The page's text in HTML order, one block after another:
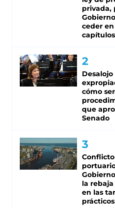
privada,
ceder
capítulos
cómo
que
Senado
Conflicto
la rebaja
en las
prácticos